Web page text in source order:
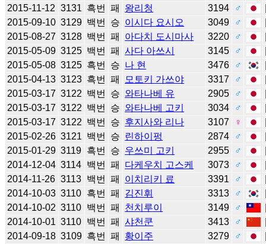
2015-11-12 3131 흑번 패 왕리청 3194 ♂
2015-09-10 3129 백번 승 이시다 요시오 3049 ♂
2015-08-27 3128 백번 패 아다치 도시마사 3220 ♂
2015-05-09 3125 백번 패 사다 아쓰시 3145 ♂
2015-05-08 3125 흑번 승 나 현 3476 ♂
2015-04-13 3123 흑번 패 모토키 가쓰야 3317 ♂
2015-03-17 3122 백번 승 와타나베 유 2905 ♂
2015-03-17 3122 백번 승 와타나베 고키 3034 ♂
2015-03-17 3122 백번 승 후지사와 리나 3107 ♀
2015-02-26 3121 백번 승 린하이펑 2874 ♂
2015-01-29 3119 흑번 승 우쓰미 고키 2955 ♂
2014-12-04 3114 백번 패 다케우치 고스케 3073 ♂
2014-11-26 3113 백번 패 이치리키 료 3391 ♂
2014-10-03 3110 흑번 패 김진휘 3313 ♂
2014-10-02 3110 백번 패 천치루이 3149 ♂
2014-10-01 3110 백번 패 샤천쿤 3413 ♂
2014-09-18 3109 흑번 패 황이주 3279 ♂